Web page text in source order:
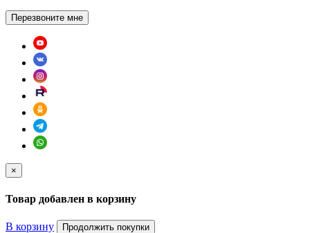
Перезвоните мне
×
Товар добавлен в корзину
В корзину
Продолжить покупки